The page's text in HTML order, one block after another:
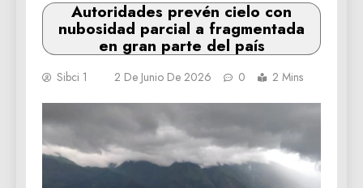
Autoridades prevén cielo con
nubosidad parcial a fragmentada
en gran parte del país
Sibci 1 2 De Junio De 2026 0 2 Mins